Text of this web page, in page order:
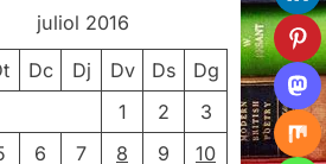
juliol 2016
Dc Dj Dv Ds
Dg
1
2
3
6 7 8 9
10